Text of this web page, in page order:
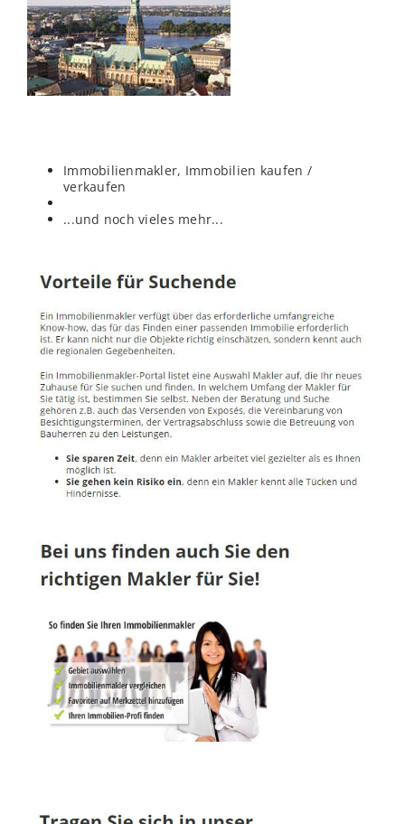
Immobilienmakler, Immobilien kaufen /
verkaufen
...und noch vieles mehr...